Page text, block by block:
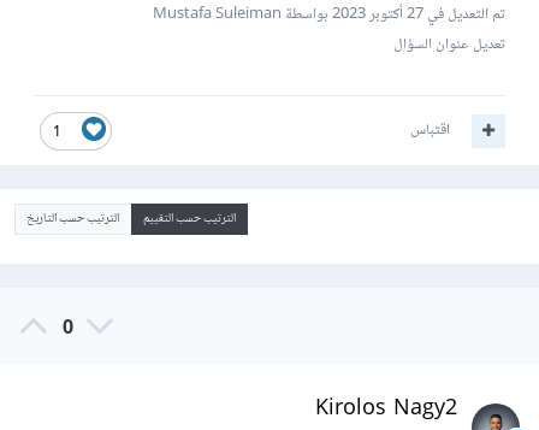
تم التعديل في27 أكتوبر 2023
بواسطة Mustafa Suleiman
تعديل عنوان السؤال
1 اقتباس
الترتيب حسب التقييم الترتيب حسب التاريخ
0
Kirolos Nagy2